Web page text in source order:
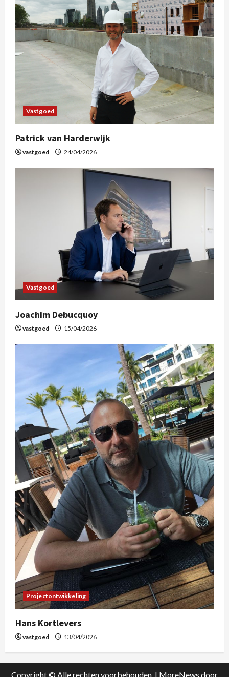
Vastgoed
Patrick van Harderwijk
vastgoed 24/04/2026
Vastgoed
Joachim Debucquoy
vastgoed 15/04/2026
Projectontwikkeling
Hans Kortlevers
vastgoed 13/04/2026
Copyright © Alle rechten voorbehouden. | MoreNews door